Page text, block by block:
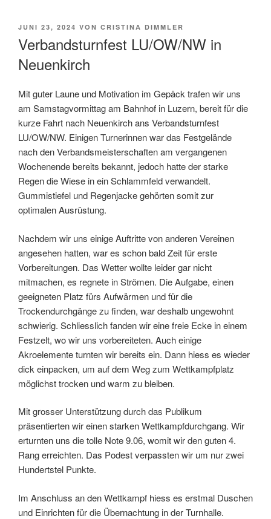
VERÖFFENTLICHT
JUNI 23, 2024 VON CRISTINA DIMMLER
Verbandsturnfest LU/OW/NW in
Neuenkirch
Mit guter Laune und Motivation im Gepäck trafen wir uns
am Samstagvormittag am Bahnhof in Luzern, bereit für die
kurze Fahrt nach Neuenkirch ans Verbandsturnfest
LU/OW/NW. Einigen Turnerinnen war das Festgelände
nach den Verbandsmeisterschaften am vergangenen
Wochenende bereits bekannt, jedoch hatte der starke
Regen die Wiese in ein Schlammfeld verwandelt.
Gummistiefel und Regenjacke gehörten somit zur
optimalen Ausrüstung.
Nachdem wir uns einige Auftritte von anderen Vereinen
angesehen hatten, war es schon bald Zeit für erste
Vorbereitungen. Das Wetter wollte leider gar nicht
mitmachen, es regnete in Strömen. Die Aufgabe, einen
geeigneten Platz fürs Aufwärmen und für die
Trockendurchgänge zu finden, war deshalb ungewohnt
schwierig. Schliesslich fanden wir eine freie Ecke in einem
Festzelt, wo wir uns vorbereiteten. Auch einige
Akroelemente turnten wir bereits ein. Dann hiess es wieder
dick einpacken, um auf dem Weg zum Wettkampfplatz
möglichst trocken und warm zu bleiben.
Mit grosser Unterstützung durch das Publikum
präsentierten wir einen starken Wettkampfdurchgang. Wir
erturnten uns die tolle Note 9.06, womit wir den guten 4.
Rang erreichten. Das Podest verpassten wir um nur zwei
Hundertstel Punkte.
Im Anschluss an den Wettkampf hiess es erstmal Duschen
und Einrichten für die Übernachtung in der Turnhalle.